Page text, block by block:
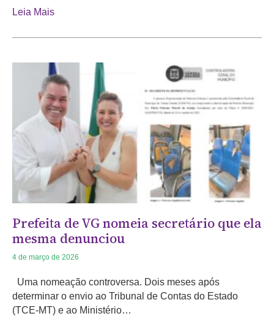
Leia Mais
Prefeita de VG nomeia secretário que ela
mesma denunciou
4 de março de 2026
Uma nomeação controversa. Dois meses após
determinar o envio ao Tribunal de Contas do Estado
(TCE-MT) e ao Ministério…